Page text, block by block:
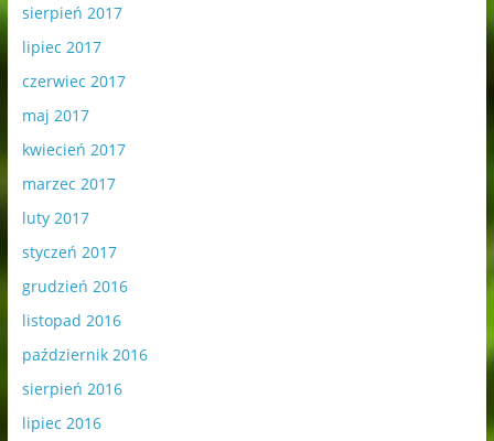
sierpień 2017
lipiec 2017
czerwiec 2017
maj 2017
kwiecień 2017
marzec 2017
luty 2017
styczeń 2017
grudzień 2016
listopad 2016
październik 2016
sierpień 2016
lipiec 2016